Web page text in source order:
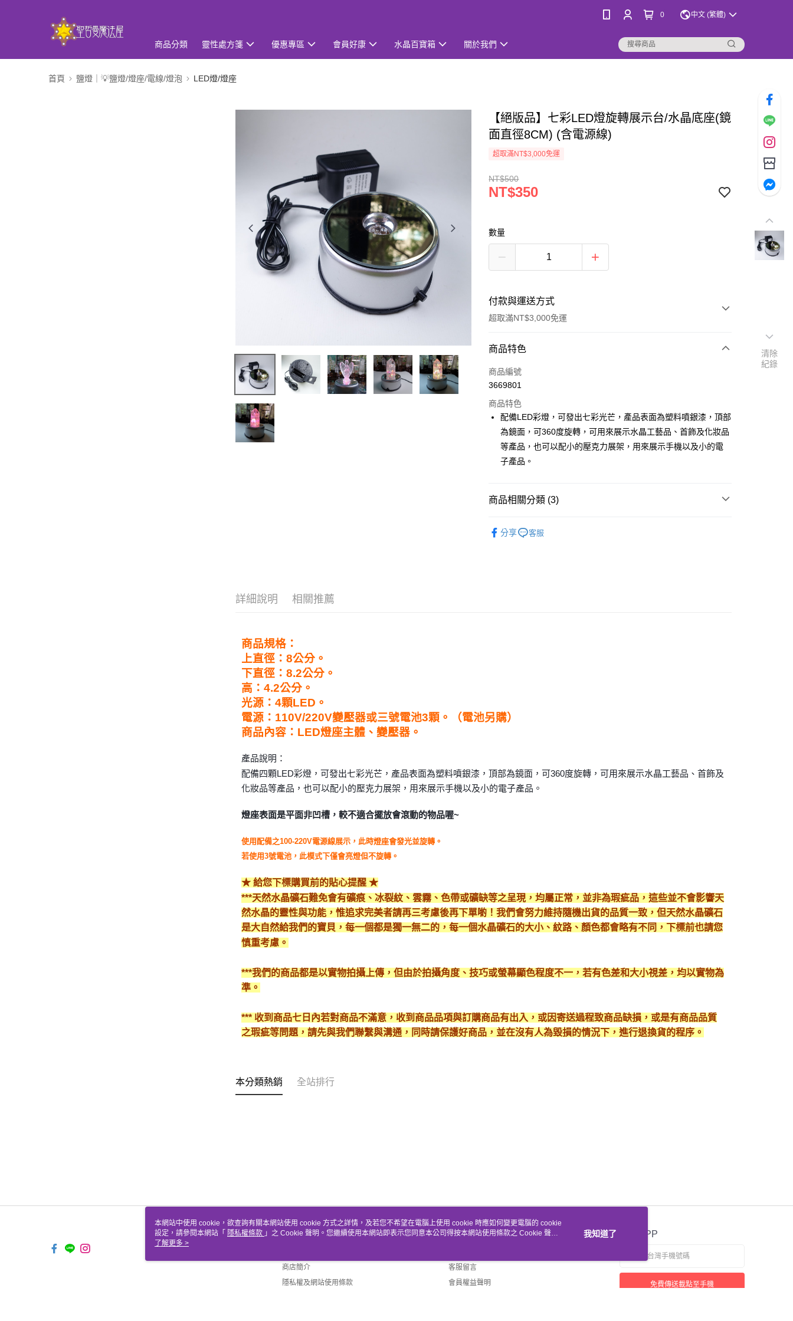
0 中文 (繁體)
商品分類 靈性處方箋 優惠專區 會員好康 水晶百寶箱 關於我們
首頁 鹽燈｜💡鹽燈/燈座/電線/燈泡 LED燈/燈座
【絕版品】七彩LED燈旋轉展示台/水晶底座(鏡
面直徑8CM) (含電源線)
超取滿NT$3,000免運
NT$500
NT$350
數量
付款與運送方式
超取滿NT$3,000免運
付款方式
信用卡一次付款
LINE Pay
Apple Pay
街口支付
ATM付款
運送方式
付款後門市自取
商品特色
商品編號
3669801
商品特色
配備LED彩燈，可發出七彩光芒，產品表面為塑料噴銀漆，頂部
為鏡面，可360度旋轉，可用來展示水晶工藝品、首飾及化妝品
等產品，也可以配小的壓克力展架，用來展示手機以及小的電
子產品。
商品相關分類 (3)
分享 客服
詳細說明 相關推薦
商品規格：
上直徑：8公分。
下直徑：8.2公分。
高：4.2公分。
光源：4顆LED。
電源：110V/220V變壓器或三號電池3顆。（電池另購）
商品內容：LED燈座主體、變壓器。
產品說明：
配備四顆LED彩燈，可發出七彩光芒，產品表面為塑料噴銀漆，頂部為鏡面，可360度旋轉，可用來展示水晶工藝品、首飾及
化妝品等產品，也可以配小的壓克力展架，用來展示手機以及小的電子產品。
燈座表面是平面非凹槽，較不適合擺放會滾動的物品喔~
使用配備之100-220V電源線展示，此時燈座會發光並旋轉。
若使用3號電池，此模式下僅會亮燈但不旋轉。
★ 給您下標購買前的貼心提醒 ★
***天然水晶礦石難免會有礦痕、冰裂紋、雲霧、色帶或礦缺等之呈現，均屬正常，並非為瑕疵品，這些並不會影響天
然水晶的靈性與功能，惟追求完美者請再三考慮後再下單喲！我們會努力維持隨機出貨的品質一致，但天然水晶礦石
是大自然給我們的寶貝，每一個都是獨一無二的，每一個水晶礦石的大小、紋路、顏色都會略有不同，下標前也請您
慎重考慮。
***我們的商品都是以實物拍攝上傳，但由於拍攝角度、技巧或螢幕顯色程度不一，若有色差和大小視差，均以實物為
準。
*** 收到商品七日內若對商品不滿意，收到商品品項與訂購商品有出入，或因寄送過程致商品缺損，或是有商品品質
之瑕疵等問題，請先與我們聯繫與溝通，同時請保護好商品，並在沒有人為毀損的情況下，進行退換貨的程序。
本分類熱銷 全站排行
關於我們
商店簡介
隱私權及網站使用條款
客服資訊
客服留言
會員權益聲明
官方APP
免費傳送載點至手機
清除
紀錄
本網站中使用 cookie，欲查詢有關本網站使用 cookie 方式之詳情，及若您不希望在電腦上使用 cookie 時應如何變更電腦的 cookie
設定，請參閱本網站「 隱私權條款 」之 Cookie 聲明。您繼續使用本網站即表示您同意本公司得按本網站使用條款之 Cookie 聲明
使用 cookie。
了解更多 >
我知道了